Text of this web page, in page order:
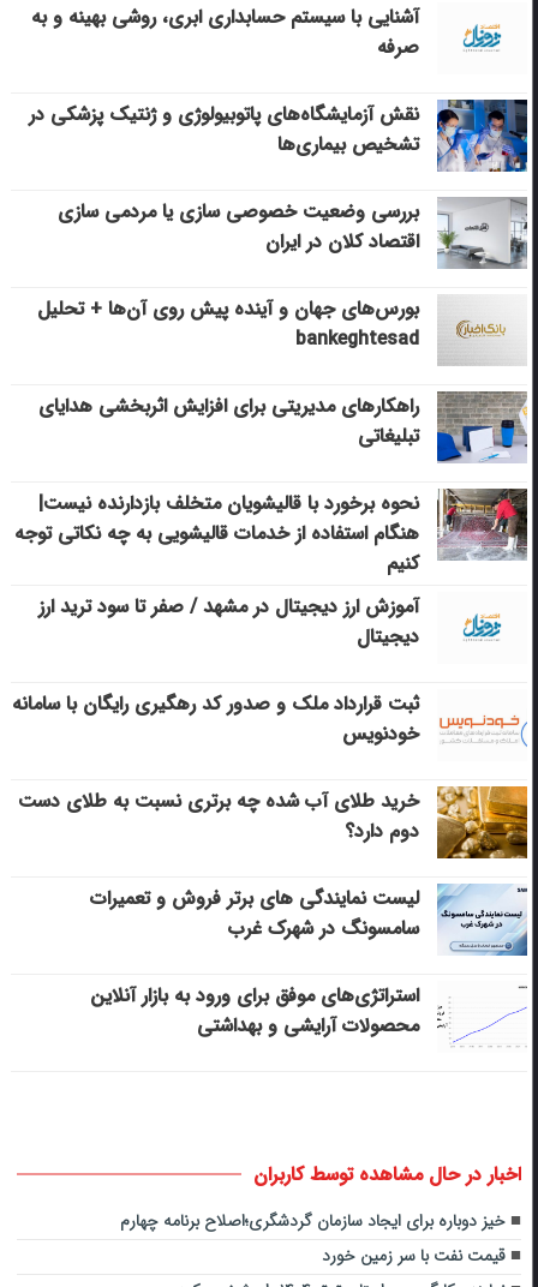
آشنایی با سیستم حسابداری ابری، روشی بهینه و به
صرفه
نقش آزمایشگاه‌های پاتوبیولوژی و ژنتیک پزشکی در
تشخیص بیماری‌ها
بررسی وضعیت خصوصی سازی یا مردمی سازی
اقتصاد کلان در ایران
بورس‌های جهان و آینده پیش روی آن‌ها + تحلیل
bankeghtesad
راهکارهای مدیریتی برای افزایش اثربخشی هدایای
تبلیغاتی
نحوه برخورد با قالیشویان متخلف بازدارنده نیست|
هنگام استفاده از خدمات قالیشویی به چه نکاتی توجه
کنیم
آموزش ارز دیجیتال در مشهد / صفر تا سود ترید ارز
دیجیتال
ثبت قرارداد ملک و صدور کد رهگیری رایگان با سامانه
خودنویس
خرید طلای آب شده چه برتری نسبت به طلای دست
دوم دارد؟
لیست نمایندگی های برتر فروش و تعمیرات
سامسونگ در شهرک غرب
استراتژی‌های موفق برای ورود به بازار آنلاین
محصولات آرایشی و بهداشتی
اخبار در حال مشاهده توسط کاربران
خیز دوباره برای ایجاد سازمان گردشگری؛اصلاح برنامه چهارم
قیمت نفت با سر زمین خورد